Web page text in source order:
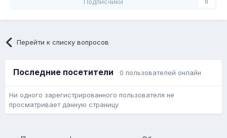
0
Перейти к списку вопросов
Последние посетители 0 пользователей онлайн
Ни одного зарегистрированного пользователя не
просматривает данную страницу